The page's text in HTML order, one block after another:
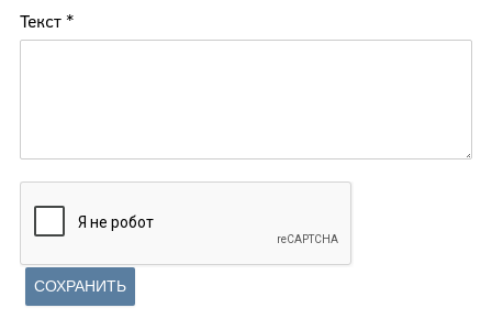
Текст *